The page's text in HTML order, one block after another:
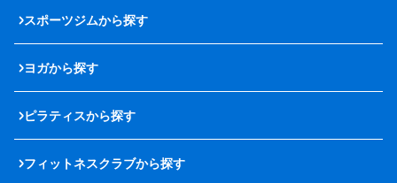
スポーツジムから探す
ヨガから探す
ピラティスから探す
フィットネスクラブから探す